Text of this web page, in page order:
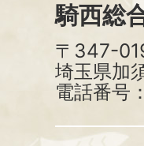
騎西総
〒347-
埼玉県加
電話番号